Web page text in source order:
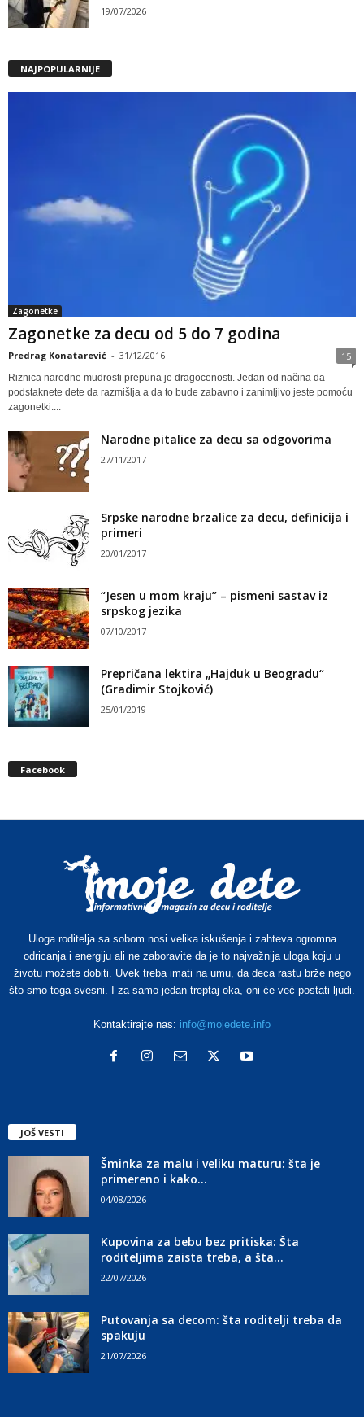
19/07/2026
NAJPOPULARNIJE
Zagonetke
Zagonetke za decu od 5 do 7 godina
Predrag Konatarević - 31/12/2016 15
Riznica narodne mudrosti prepuna je dragocenosti. Jedan od načina da
podstaknete dete da razmišlja a da to bude zabavno i zanimljivo jeste pomoću
zagonetki....
Narodne pitalice za decu sa odgovorima
27/11/2017
Srpske narodne brzalice za decu, definicija i
primeri
20/01/2017
“Jesen u mom kraju” – pismeni sastav iz
srpskog jezika
07/10/2017
Prepričana lektira „Hajduk u Beogradu“
(Gradimir Stojković)
25/01/2019
Facebook
Uloga roditelja sa sobom nosi velika iskušenja i zahteva ogromna
odricanja i energiju ali ne zaboravite da je to najvažnija uloga koju u
životu možete dobiti. Uvek treba imati na umu, da deca rastu brže nego
što smo toga svesni. I za samo jedan treptaj oka, oni će već postati ljudi.
Kontaktirajte nas: info@mojedete.info
JOŠ VESTI
Šminka za malu i veliku maturu: šta je
primereno i kako...
04/08/2026
Kupovina za bebu bez pritiska: Šta
roditeljima zaista treba, a šta...
22/07/2026
Putovanja sa decom: šta roditelji treba da
spakuju
21/07/2026